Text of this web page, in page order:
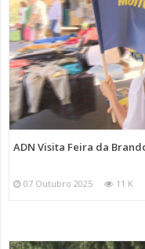
ADN Visita Feira da
07 Outubro 2025 11 K